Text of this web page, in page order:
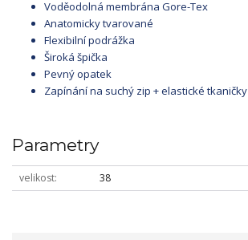
Voděodolná membrána Gore-Tex
Anatomicky tvarované
Flexibilní podrážka
Široká špička
Pevný opatek
Zapínání na suchý zip + elastické tkaničky
Parametry
velikost 38